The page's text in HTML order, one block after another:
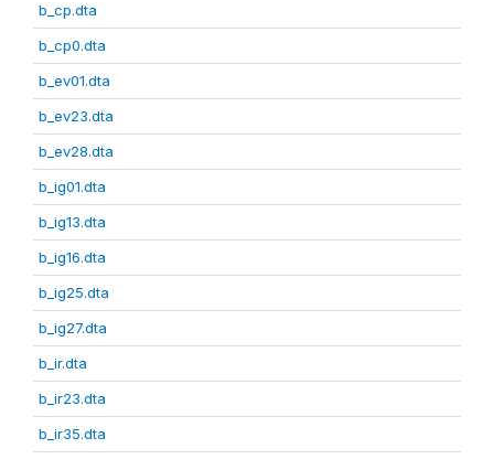
b_cp.dta
b_cp0.dta
b_ev01.dta
b_ev23.dta
b_ev28.dta
b_ig01.dta
b_ig13.dta
b_ig16.dta
b_ig25.dta
b_ig27.dta
b_ir.dta
b_ir23.dta
b_ir35.dta